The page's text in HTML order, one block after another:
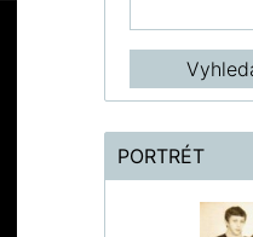
PORTRÉT